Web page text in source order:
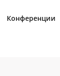
Конференции